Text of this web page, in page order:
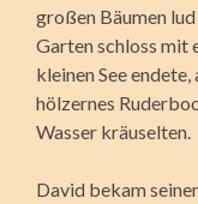
großen Bäumen
Garten schloss mit
kleinen See
hölzernes
Wasser kräuselten.
David bekam